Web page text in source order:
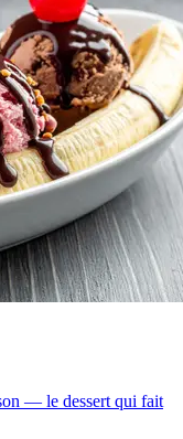
— le dessert qui fait